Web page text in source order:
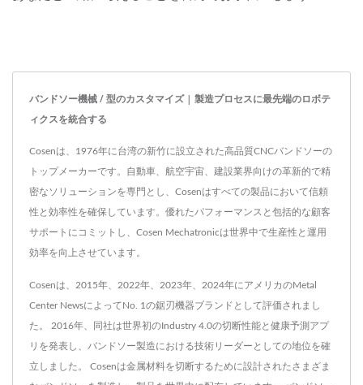
バンドソー機械 / 型のカスタマイズ | 製造プロセスに最先端のロボテ
ィクスを統合する
Cosenは、1976年に台湾の新竹に設立された高品質CNCバンドソーの
トップメーカーです。自動車、航空宇宙、建設業界向けの革新的で精
密なソリューションを専門とし、Cosenはすべての製品において信頼
性と効率性を確保しています。優れたパフォーマンスと包括的な顧客
サポートにコミットし、Cosen Mechatronicは世界中で生産性と運用
効率を向上させています。
Cosenは、2015年、2022年、2023年、2024年にアメリカのMetal
Center NewsによってNo. 1の鋸刃機器ブランドとして評価されまし
た。 2016年、同社は世界初のIndustry 4.0の切断性能と健康予測アプ
リを発表し、バンドソー製造における技術リーダーとしての地位を確
立しました。 Cosenは金属材料を切断するために設計されたさまざま